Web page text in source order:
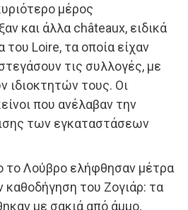
μέρος
και άλλα châteaux, ειδικά
του Loire, τα οποία είχαν
τις συλλογές, με
ιδιοκτητών τους. Οι
που ανέλαβαν την
των εγκαταστάσεων
το Λούβρο ελήφθησαν μέτρα
καθοδήγηση του Ζογιάρ: τα
με σακιά από άμμο,